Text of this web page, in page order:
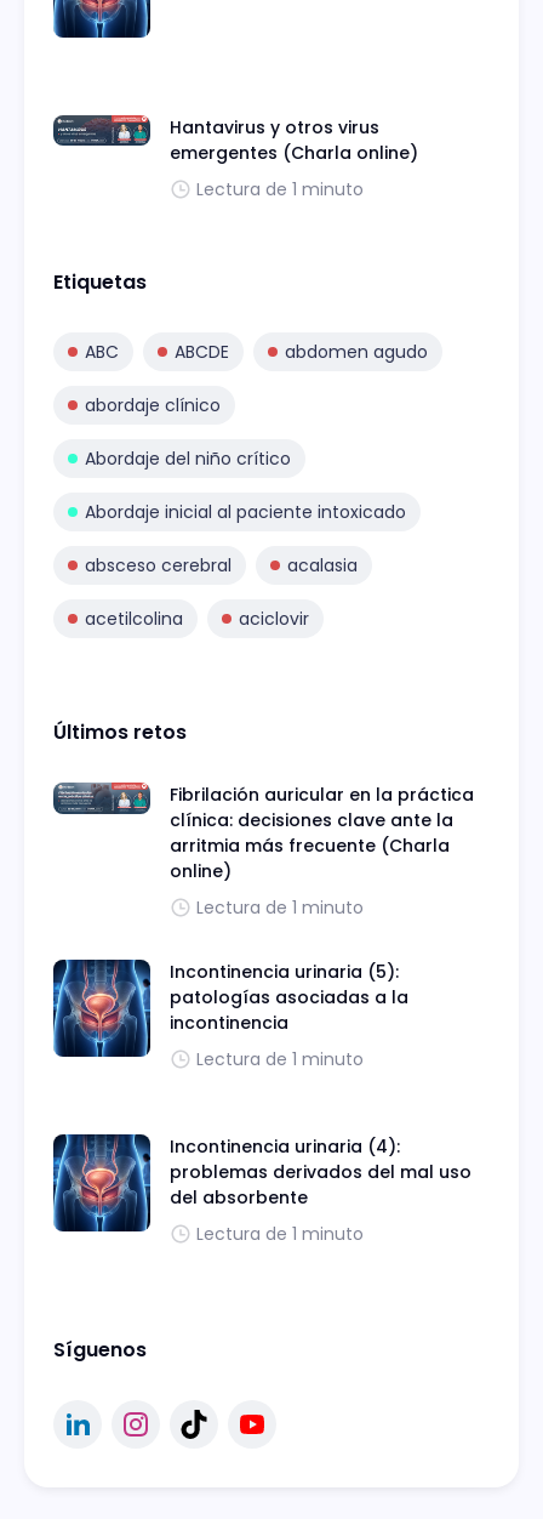
Hantavirus y otros virus
emergentes (Charla online)
Lectura de 1 minuto
Etiquetas
ABC ABCDE abdomen agudo
abordaje clínico
Abordaje del niño crítico
Abordaje inicial al paciente intoxicado
absceso cerebral acalasia
acetilcolina aciclovir
Últimos retos
Fibrilación auricular en la práctica
clínica: decisiones clave ante la
arritmia más frecuente (Charla
online)
Lectura de 1 minuto
Incontinencia urinaria (5):
patologías asociadas a la
incontinencia
Lectura de 1 minuto
Incontinencia urinaria (4):
problemas derivados del mal uso
del absorbente
Lectura de 1 minuto
Síguenos